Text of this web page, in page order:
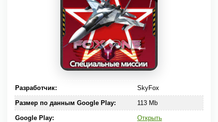
Разработчик: SkyFox
Размер по данным Google Play: 113 Mb
Google Play: Открыть